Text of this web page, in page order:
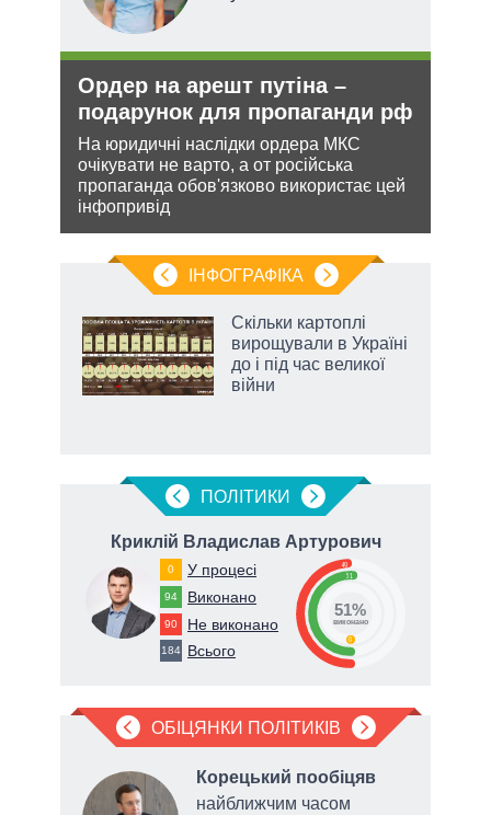
Ордер на арешт путіна –
подарунок для пропаганди рф
На юридичні наслідки ордера МКС
очікувати не варто, а от російська
пропаганда обов'язково використає цей
інфопривід
ІНФОГРАФІКА
Скільки картоплі
вирощували в Україні
до і під час великої
війни
ПОЛIТИКИ
Криклій Владислав Артурович
0 У процесі
94 Виконано
90 Не виконано
184 Всього
49
51
0
51%
виконано
ОБІЦЯНКИ ПОЛІТИКІВ
Корецький пообіцяв
найближчим часом